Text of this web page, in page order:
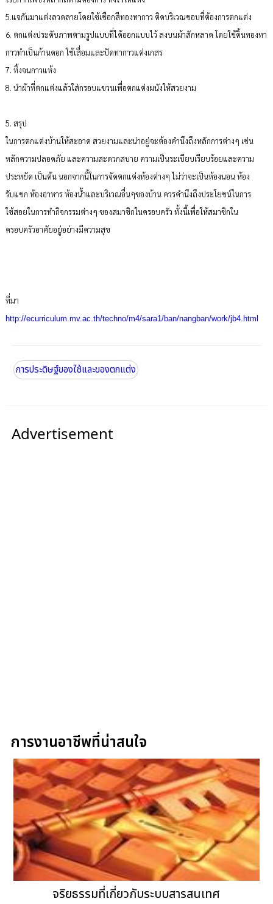
5.แจกันมาแต่งลวดลายโดยใช้เชือกสีทองทากาว ติดบริเวณขอบที่ต้องการตกแต่ง
6. ตกแต่งประดับภาพตามรูปแบบที่ได้ออกแบบไว้ ลงบนผ้าสักหลาด โดยใช้ดิ้นทองทา
กาวทำเป็นก้านดอก ใช้เสื่อมและปัดทากาวแต่งเกสร
7. ทิ้งจนกาวแห้ง
8. นำผ้าที่ตกแต่งแล้วใส่กรอบแขวนเพื่อตกแต่งผนังให้สวยงาม
5. สรุป
ในการตกแต่งบ้านให้สะอาด สวยงามและน่าอยู่จะต้องคำนึงถึงหลักการต่างๆ เช่น
หลักความปลอดภัย และความสะดวกสบาย ความเป็นระเบียบเรียบร้อยและความ
ประหยัด เป็นต้น นอกจากนี้ในการจัดตกแต่งห้องต่างๆ ไม่ว่าจะเป็นห้องนอน ห้อง
รับแขก ห้องอาหาร ห้องน้ำและบริเวณอื่นๆของบ้าน ควรคำนึงถึงประโยชน์ในการ
ใช้สอยในการทำกิจกรรมต่างๆ ของสมาชิกในครอบครัว ทั้งนี้เพื่อให้สมาชิกใน
ครอบครัวอาศัยอยู่อย่างมีความสุข
ที่มา
http://ecurriculum.mv.ac.th/techno/m4/sara1/ban/nangban/work/jb4.html
การประดิษฐ์ของใช้และของตกแต่ง
Advertisement
การงานอาชีพที่น่าสนใจ
จริยธรรมที่เกี่ยวกับระบบสารสนเทศ